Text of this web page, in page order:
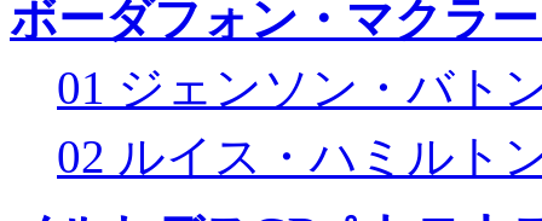
ボーダフォン・マクラ
01 ジェンソン・バト
02 ルイス・ハミルト